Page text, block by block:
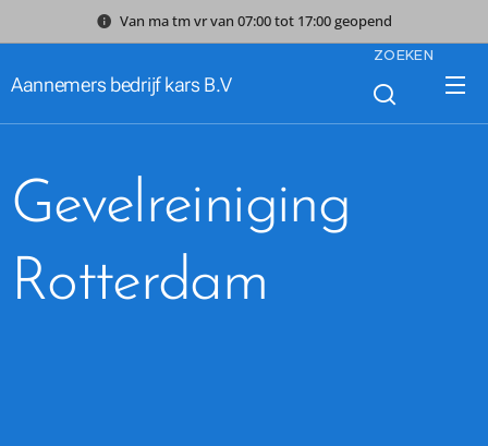
Van ma tm vr van 07:00 tot 17:00 geopend
Aannemers bedrijf kars B.V
ZOEKEN
Gevelreiniging
Rotterdam